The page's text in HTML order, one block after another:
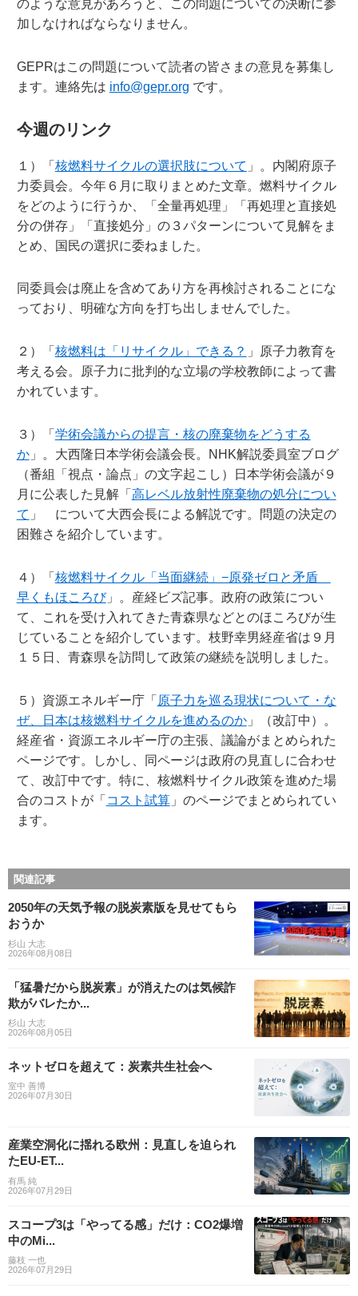
のような意見があろうと、この問題についての決断に参
加しなければならなりません。
GEPRはこの問題について読者の皆さまの意見を募集し
ます。連絡先は info@gepr.org です。
今週のリンク
１）「 核燃料サイクルの選択肢について 」。内閣府原子
力委員会。今年６月に取りまとめた文章。燃料サイクル
をどのように行うか、「全量再処理」「再処理と直接処
分の併存」「直接処分」の３パターンについて見解をま
とめ、国民の選択に委ねました。
同委員会は廃止を含めてあり方を再検討されることにな
っており、明確な方向を打ち出しませんでした。
２）「 核燃料は「リサイクル」できる？ 」原子力教育を
考える会。原子力に批判的な立場の学校教師によって書
かれています。
３）「 学術会議からの提言・核の廃棄物をどうする
か」。大西隆日本学術会議会長。NHK解説委員室ブログ
（番組「視点・論点」の文字起こし）日本学術会議が９
月に公表した見解「 高レベル放射性廃棄物の処分につい
て 」 について大西会長による解説です。問題の決定の
困難さを紹介しています。
４）「 核燃料サイクル「当面継続」−原発ゼロと矛盾
早くもほころび」。産経ビズ記事。政府の政策につい
て、これを受け入れてきた青森県などとのほころびが生
じていることを紹介しています。枝野幸男経産省は９月
１５日、青森県を訪問して政策の継続を説明しました。
５）資源エネルギー庁「 原子力を巡る現状について・な
ぜ、日本は核燃料サイクルを進めるのか」（改訂中）。
経産省・資源エネルギー庁の主張、議論がまとめられた
ページです。しかし、同ページは政府の見直しに合わせ
て、改訂中です。特に、核燃料サイクル政策を進めた場
合のコストが「 コスト試算」のページでまとめられてい
ます。
関連記事
2050年の天気予報の脱炭素版を見せてもら
おうか
杉山 大志
2026年08月08日
「猛暑だから脱炭素」が消えたのは気候詐
欺がバレたか...
杉山 大志
2026年08月05日
ネットゼロを超えて：炭素共生社会へ
室中 善博
2026年07月30日
産業空洞化に揺れる欧州：見直しを迫られ
たEU-ET...
有馬 純
2026年07月29日
スコープ3は「やってる感」だけ：CO2爆増
中のMi...
藤枝 一也
2026年07月29日